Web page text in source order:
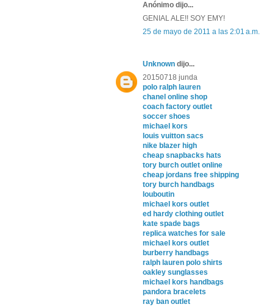
Anónimo dijo...
GENIAL ALE!! SOY EMY!
25 de mayo de 2011 a las 2:01 a.m.
Unknown dijo...
20150718 junda
polo ralph lauren
chanel online shop
coach factory outlet
soccer shoes
michael kors
louis vuitton sacs
nike blazer high
cheap snapbacks hats
tory burch outlet online
cheap jordans free shipping
tory burch handbags
louboutin
michael kors outlet
ed hardy clothing outlet
kate spade bags
replica watches for sale
michael kors outlet
burberry handbags
ralph lauren polo shirts
oakley sunglasses
michael kors handbags
pandora bracelets
ray ban outlet